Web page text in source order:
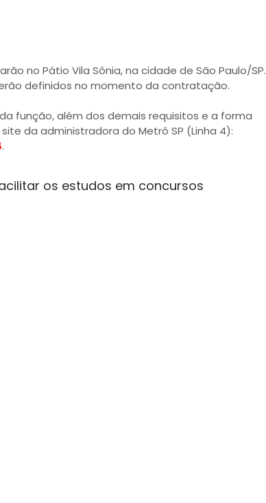
no Pátio Vila Sônia, na cidade de São Paulo/SP.
definidos no momento da contratação.
função, além dos demais requisitos e a forma
da administradora do Metrô SP (Linha 4):
.
os estudos em concursos